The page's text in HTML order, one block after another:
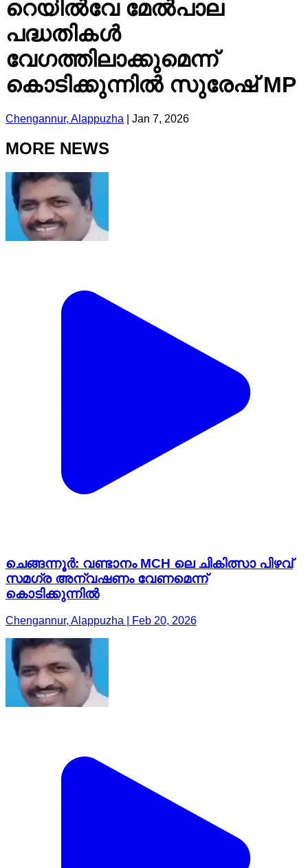
റെയിൽവേ മേൽപാല
പദ്ധതികൾ
വേഗത്തിലാക്കുമെന്ന്
കൊടിക്കുന്നിൽ സുരേഷ് MP
Chengannur, Alappuzha Jan 7, 2026
MORE NEWS
ചെങ്ങന്നൂർ: വണ്ടാനം MCH ലെ ചികിത്സാ പിഴവ്
സമഗ്ര അന്വഷണം വേണമെന്ന്
കൊടിക്കുന്നിൽ
Chengannur, Alappuzha | Feb 20, 2026